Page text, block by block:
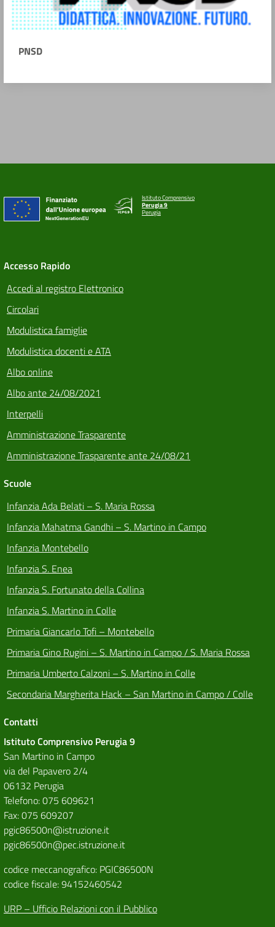
PNSD
Istituto Comprensivo
Perugia 9
Perugia
Accesso Rapido
Accedi al registro Elettronico
Circolari
Modulistica famiglie
Modulistica docenti e ATA
Albo online
Albo ante 24/08/2021
Interpelli
Amministrazione Trasparente
Amministrazione Trasparente ante 24/08/21
Scuole
Infanzia Ada Belati – S. Maria Rossa
Infanzia Mahatma Gandhi – S. Martino in Campo
Infanzia Montebello
Infanzia S. Enea
Infanzia S. Fortunato della Collina
Infanzia S. Martino in Colle
Primaria Giancarlo Tofi – Montebello
Primaria Gino Rugini – S. Martino in Campo / S. Maria Rossa
Primaria Umberto Calzoni – S. Martino in Colle
Secondaria Margherita Hack – San Martino in Campo / Colle
Contatti
Istituto Comprensivo Perugia 9
San Martino in Campo
via del Papavero 2/4
06132 Perugia
Telefono: 075 609621
Fax: 075 609207
pgic86500n@istruzione.it
pgic86500n@pec.istruzione.it
codice meccanografico: PGIC86500N
codice fiscale: 94152460542
URP – Ufficio Relazioni con il Pubblico